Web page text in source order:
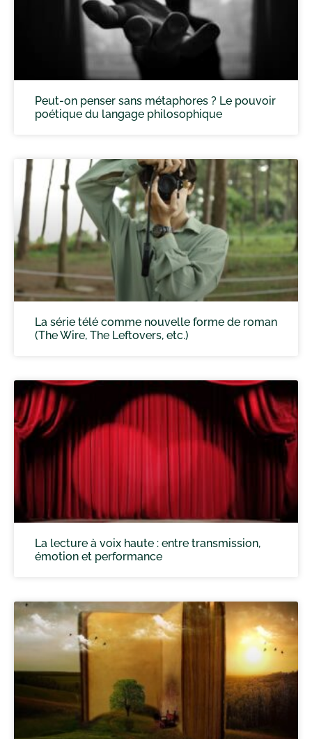
Peut-on penser sans métaphores ? Le pouvoir
poétique du langage philosophique
La série télé comme nouvelle forme de roman
(The Wire, The Leftovers, etc.)
La lecture à voix haute : entre transmission,
émotion et performance